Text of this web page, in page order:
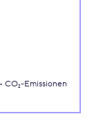
CO₂-Emissionen